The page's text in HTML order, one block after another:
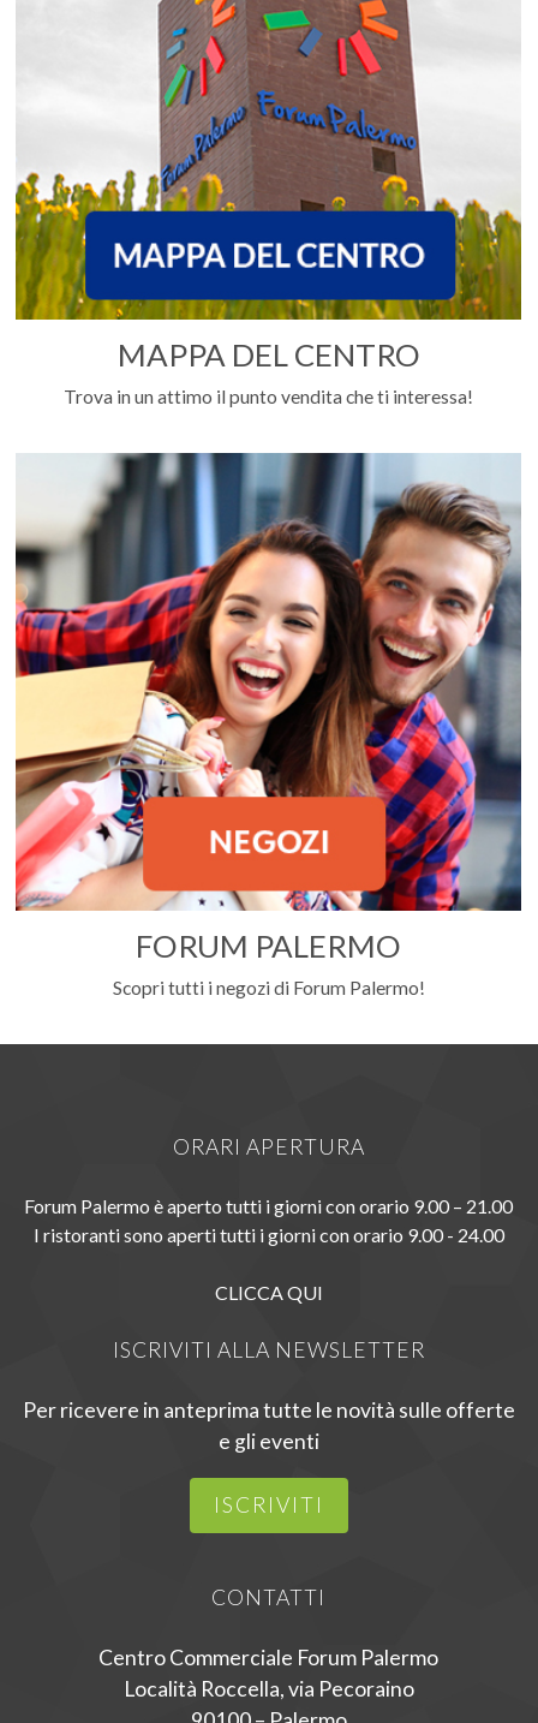
MAPPA DEL CENTRO
Trova in un attimo il punto vendita che ti interessa!
FORUM PALERMO
Scopri tutti i negozi di Forum Palermo!
ORARI APERTURA
Forum Palermo è aperto tutti i giorni con orario 9.00 – 21.00
I ristoranti sono aperti tutti i giorni con orario 9.00 - 24.00
CLICCA QUI
ISCRIVITI ALLA NEWSLETTER
Per ricevere in anteprima tutte le novità sulle offerte
e gli eventi
ISCRIVITI
CONTATTI
Centro Commerciale Forum Palermo
Località Roccella, via Pecoraino